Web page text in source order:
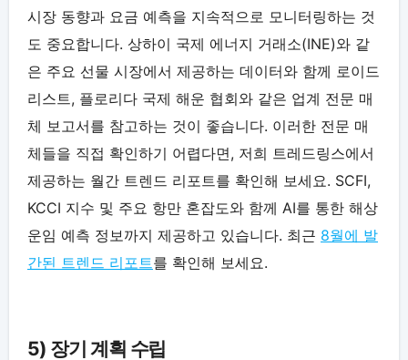
시장 동향과 요금 예측을 지속적으로 모니터링하는 것
도 중요합니다. 상하이 국제 에너지 거래소(INE)와 같
은 주요 선물 시장에서 제공하는 데이터와 함께 로이드
리스트, 플로리다 국제 해운 협회와 같은 업계 전문 매
체 보고서를 참고하는 것이 좋습니다. 이러한 전문 매
체들을 직접 확인하기 어렵다면, 저희 트레드링스에서
제공하는 월간 트렌드 리포트를 확인해 보세요. SCFI,
KCCI 지수 및 주요 항만 혼잡도와 함께 AI를 통한 해상
운임 예측 정보까지 제공하고 있습니다. 최근 8월에 발
간된 트렌드 리포트를 확인해 보세요.
5) 장기 계획 수립